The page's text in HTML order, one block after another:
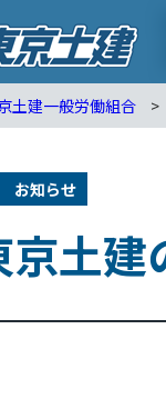
土建一般労働組合
>
お知らせ
京土建